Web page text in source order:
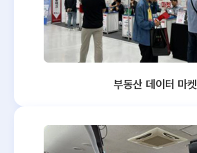
부동산 데이터 마켓